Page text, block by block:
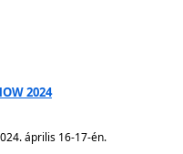
2024
április 16-17-én.